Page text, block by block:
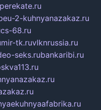
2-kuhnyanazakaz.ru
cs-68.ru
mir-tk.ruvlknrussia.ru
seks.rubankaribi.ru